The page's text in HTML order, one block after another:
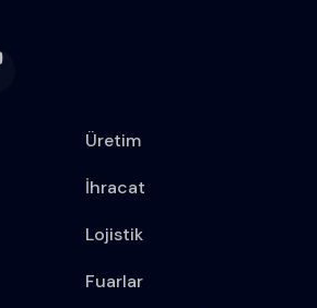
Üretim
İhracat
Lojistik
Fuarlar